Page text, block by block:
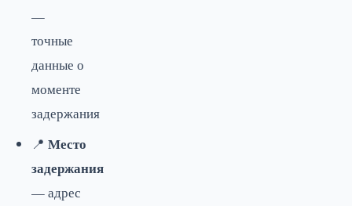
—
точные
данные о
моменте
задержания
📍 Место
задержания
— адрес